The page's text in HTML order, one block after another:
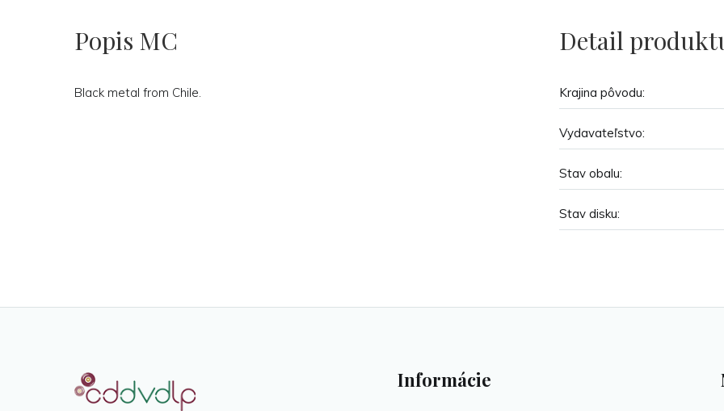
Popis MC
Black metal from Chile.
Detail
Krajina pôvodu:
Vydavateľstvo:
Stav obalu:
Stav disku:
Informácie